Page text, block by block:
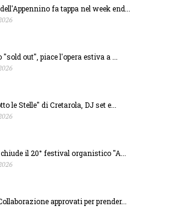
Emanuela, invito
fa tappa nel week end...
out", piace l'opera estiva a ...
le Stelle" di Cretarola, DJ set e...
il 20° festival organistico "A...
approvati per prender...